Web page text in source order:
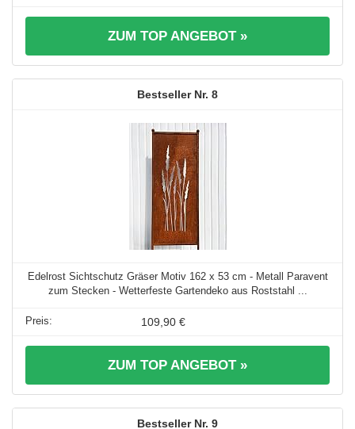
ZUM TOP ANGEBOT »
8
Edelrost Sichtschutz Gräser Motiv 162 x 53 cm - Metall Paravent
zum Stecken - Wetterfeste Gartendeko aus Roststahl ...
109,90 €
ZUM TOP ANGEBOT »
9